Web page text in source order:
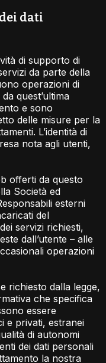
dati​
di supporto di
da parte della
operazioni di
quest’ultima
e sono
delle misure per la
L’identità di
nota agli utenti,
offerti da questo
Società ed
esterni
del
servizi richiesti,
dall’utente – alle
operazioni
richiesto dalla legge,
che specifica
essere
e privati, estranei
di autonomi
dei dati personali
la nostra